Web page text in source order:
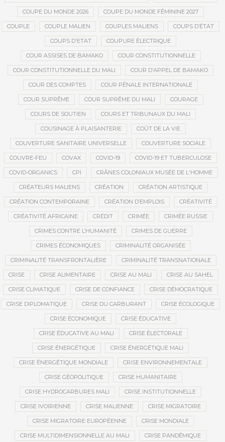
COUPE DU MONDE 2026 COUPE DU MONDE FÉMININE 2027
COUPLE COUPLE MALIEN COUPLES MALIENS COUPS D’ÉTAT
COUPS D'ETAT COUPURE ÉLECTRIQUE
COUR ASSISES DE BAMAKO COUR CONSTITUTIONNELLE
COUR CONSTITUTIONNELLE DU MALI COUR D’APPEL DE BAMAKO
COUR DES COMPTES COUR PÉNALE INTERNATIONALE
COUR SUPRÊME COUR SUPRÊME DU MALI COURAGE
COURS DE SOUTIEN COURS ET TRIBUNAUX DU MALI
COUSINAGE À PLAISANTERIE COÛT DE LA VIE
COUVERTURE SANITAIRE UNIVERSELLE COUVERTURE SOCIALE
COUVRE-FEU COVAX COVID-19 COVID-19 ET TUBERCULOSE
COVID-ORGANICS CPI CRÂNES COLONIAUX MUSÉE DE L'HOMME
CRÉATEURS MALIENS CRÉATION CRÉATION ARTISTIQUE
CRÉATION CONTEMPORAINE CRÉATION D’EMPLOIS CRÉATIVITÉ
CRÉATIVITÉ AFRICAINE CRÉDIT CRIMÉE CRIMÉE RUSSIE
CRIMES CONTRE L’HUMANITÉ CRIMES DE GUERRE
CRIMES ÉCONOMIQUES CRIMINALITÉ ORGANISÉE
CRIMINALITÉ TRANSFRONTALIÈRE CRIMINALITÉ TRANSNATIONALE
CRISE CRISE ALIMENTAIRE CRISE AU MALI CRISE AU SAHEL
CRISE CLIMATIQUE CRISE DE CONFIANCE CRISE DÉMOCRATIQUE
CRISE DIPLOMATIQUE CRISE DU CARBURANT CRISE ÉCOLOGIQUE
CRISE ÉCONOMIQUE CRISE ÉDUCATIVE
CRISE ÉDUCATIVE AU MALI CRISE ÉLECTORALE
CRISE ÉNERGÉTIQUE CRISE ÉNERGÉTIQUE MALI
CRISE ÉNERGÉTIQUE MONDIALE CRISE ENVIRONNEMENTALE
CRISE GÉOPOLITIQUE CRISE HUMANITAIRE
CRISE HYDROCARBURES MALI CRISE INSTITUTIONNELLE
CRISE IVOIRIENNE CRISE MALIENNE CRISE MIGRATOIRE
CRISE MIGRATOIRE EUROPÉENNE CRISE MONDIALE
CRISE MULTIDIMENSIONNELLE AU MALI CRISE PANDÉMIQUE